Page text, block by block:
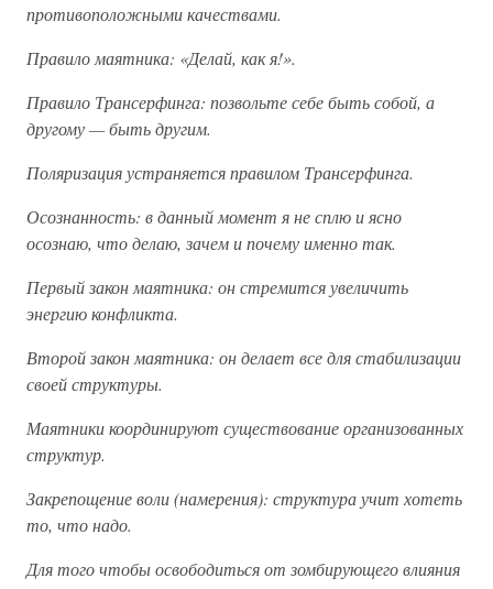
противоположными качествами.
Правило маятника: «Делай, как я!».
Правило Трансерфинга: позвольте себе быть собой, а
другому — быть другим.
Поляризация устраняется правилом Трансерфинга.
Осознанность: в данный момент я не сплю и ясно
осознаю, что делаю, зачем и почему именно так.
Первый закон маятника: он стремится увеличить
энергию конфликта.
Второй закон маятника: он делает все для стабилизации
своей структуры.
Маятники координируют существование организованных
структур.
Закрепощение воли (намерения): структура учит хотеть
то, что надо.
Для того чтобы освободиться от зомбирующего влияния